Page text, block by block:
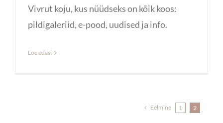
Vivrut koju, kus nüüdseks on kõik koos:
pildigaleriid, e-pood, uudised ja info.
Loe edasi
Eelmine 1 2